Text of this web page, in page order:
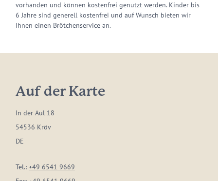
vorhanden und können kostenfrei genutzt werden. Kinder bis
6 Jahre sind generell kostenfrei und auf Wunsch bieten wir
Ihnen einen Brötchenservice an.
Auf der Karte
In der Aul 18
54536 Kröv
DE
Tel.: +49 6541 9669